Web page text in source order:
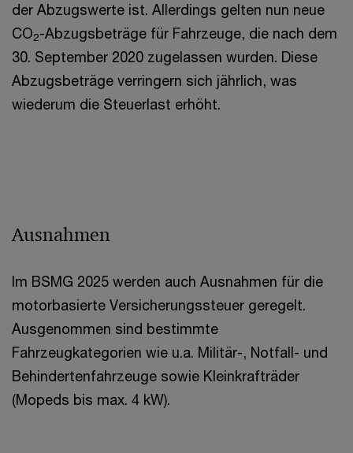
der Abzugswerte ist. Allerdings gelten nun neue
CO2-Abzugsbeträge für Fahrzeuge, die nach dem
30. September 2020 zugelassen wurden. Diese
Abzugsbeträge verringern sich jährlich, was
wiederum die Steuerlast erhöht.
Ausnahmen
Im BSMG 2025 werden auch Ausnahmen für die
motorbasierte Versicherungssteuer geregelt.
Ausgenommen sind bestimmte
Fahrzeugkategorien wie u.a. Militär-, Notfall- und
Behindertenfahrzeuge sowie Kleinkrafträder
(Mopeds bis max. 4 kW).